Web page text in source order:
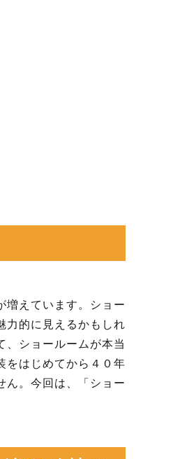
増えています。ショー
力的に見えるかもしれ
、ショールームが本当
をはじめてから４０年
ん。今回は、「ショー